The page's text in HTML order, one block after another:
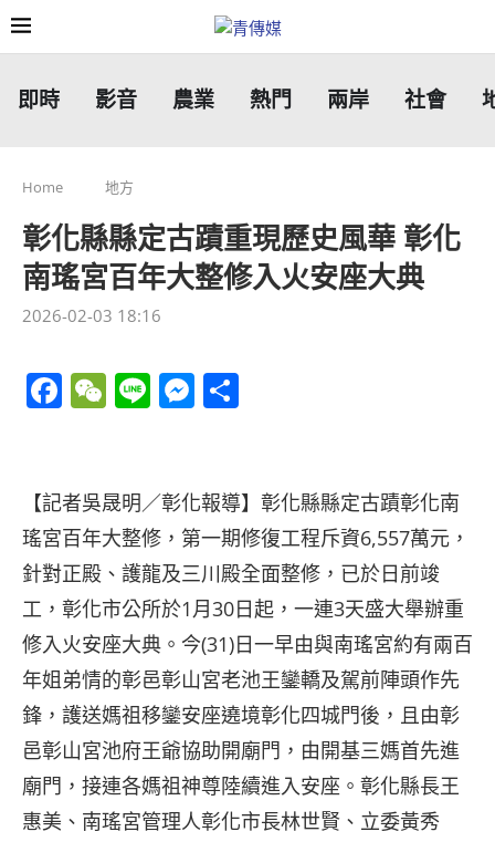
即時 影音 農業 熱門 兩岸 社會
Home 地方
彰化縣縣定古蹟重現歷史風華 彰化
南瑤宮百年大整修入火安座大典
2026-02-03 18:16
Facebook
WeChat
LineMessenger
【記者吳晟明／彰化報導】彰化縣縣定古蹟彰化南
瑤宮百年大整修，第一期修復工程斥資6,557萬元，
針對正殿、護龍及三川殿全面整修，已於日前竣
工，彰化市公所於1月30日起，一連3天盛大舉辦重
修入火安座大典。今(31)日一早由與南瑤宮約有兩百
年姐弟情的彰邑彰山宮老池王鑾轎及駕前陣頭作先
鋒，護送媽祖移鑾安座遶境彰化四城門後，且由彰
邑彰山宮池府王爺協助開廟門，由開基三媽首先進
廟門，接連各媽祖神尊陸續進入安座。彰化縣長王
惠美、南瑤宮管理人彰化市長林世賢、立委黃秀